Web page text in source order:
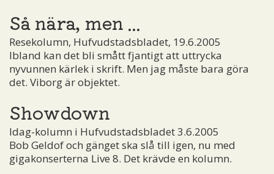
Så nära, men ...
Resekolumn, Hufvudstadsbladet, 19.6.2005
Ibland kan det bli smått fjantigt att uttrycka
nyvunnen kärlek i skrift. Men jag måste bara göra
det. Viborg är objektet.
Showdown
Idag-kolumn i Hufvudstadsbladet 3.6.2005
Bob Geldof och gänget ska slå till igen, nu med
gigakonserterna Live 8. Det krävde en kolumn.